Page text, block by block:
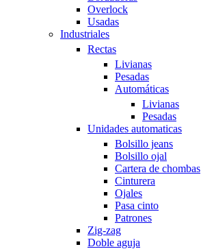
Overlock
Usadas
Industriales
Rectas
Livianas
Pesadas
Automáticas
Livianas
Pesadas
Unidades automaticas
Bolsillo jeans
Bolsillo ojal
Cartera de chombas
Cinturera
Ojales
Pasa cinto
Patrones
Zig-zag
Doble aguja